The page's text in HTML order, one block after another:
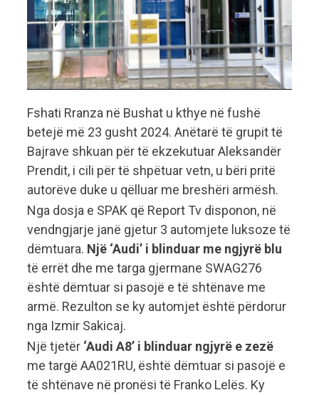
Fshati Rranza në Bushat u kthye në fushë
betejë më 23 gusht 2024. Anëtarë të grupit të
Bajrave shkuan për të ekzekutuar Aleksandër
Prendit, i cili për të shpëtuar vetn, u bëri pritë
autorëve duke u qëlluar me breshëri armësh.
Nga dosja e SPAK që Report Tv disponon, në
vendngjarje janë gjetur 3 automjete luksoze të
dëmtuara. Një ‘Audi’ i blinduar me ngjyrë blu
të errët dhe me targa gjermane SWAG276
është dëmtuar si pasojë e të shtënave me
armë. Rezulton se ky automjet është përdorur
nga Izmir Sakicaj.
Një tjetër ‘Audi A8’ i blinduar ngjyrë e zezë
me targë AA021RU, është dëmtuar si pasojë e
të shtënave në pronësi të Franko Lelës. Ky